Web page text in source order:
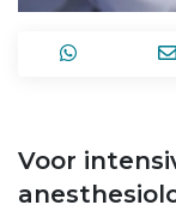
Voor